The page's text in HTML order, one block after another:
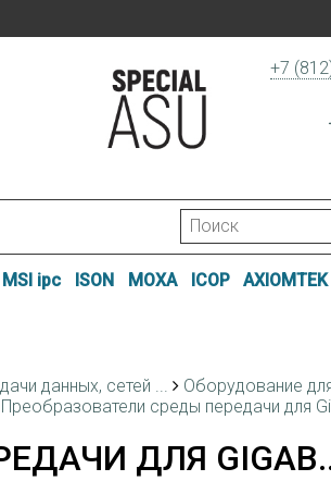
+7
MSI ipc ISON MOXA ICOP AXIOMTEK
данных, сетей ...
Оборудование
Преобразователи среды передачи для
ДЛЯ